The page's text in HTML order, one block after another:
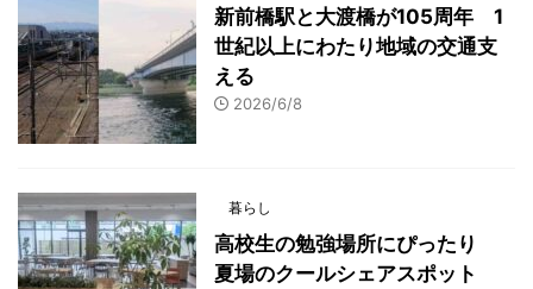
新前橋駅と大渡橋が105周年 1
世紀以上にわたり地域の交通支
える
2026/6/8
暮らし
高校生の勉強場所にぴったり
夏場のクールシェアスポット